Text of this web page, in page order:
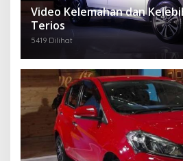
Video Kelemahan dan
Terios
5419 Dilihat